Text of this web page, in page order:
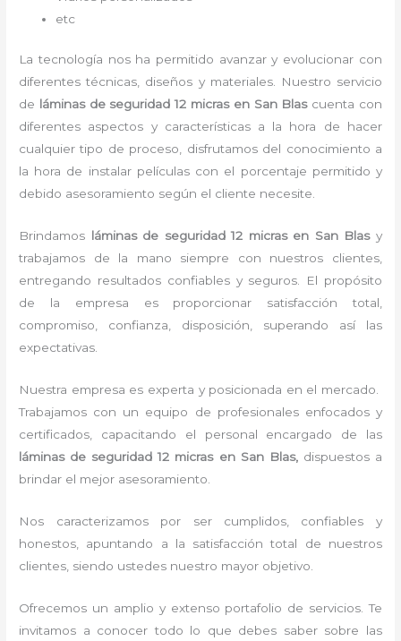
etc
La tecnología nos ha permitido avanzar y evolucionar con
diferentes técnicas, diseños y materiales. Nuestro servicio
de láminas de seguridad 12 micrasen San Blascuenta con
diferentes aspectos y características a la hora de hacer
cualquier tipo de proceso, disfrutamos del conocimiento a
la hora de instalar películas con el porcentaje permitido y
debido asesoramiento según el cliente necesite.
Brindamos láminas de seguridad 12 micras en San Blas y
trabajamos de la mano siempre con nuestros clientes,
entregando resultados confiables y seguros. El propósito
de la empresa es proporcionar satisfacción total,
compromiso, confianza, disposición, superando así las
expectativas.
Nuestra empresa es experta y posicionada en el mercado.
Trabajamos con un equipo de profesionales enfocados y
certificados, capacitando el personal encargado de las
láminas de seguridad 12 micrasen San Blas, dispuestos a
brindar el mejor asesoramiento.
Nos caracterizamos por ser cumplidos, confiables y
honestos, apuntando a la satisfacción total de nuestros
clientes, siendo ustedes nuestro mayor objetivo.
Ofrecemos un amplio y extenso portafolio de servicios. Te
invitamos a conocer todo lo que debes saber sobre las